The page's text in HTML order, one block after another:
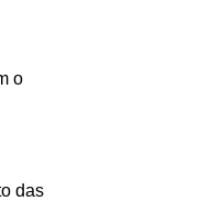
o
das